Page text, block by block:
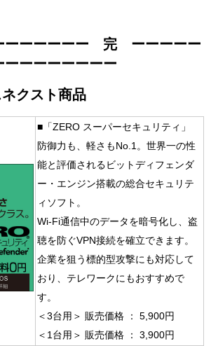
ーーーーーー 完 ーーーーー
ーーーーーーーー
クスト商品
■「ZERO スーパーセキュリティ」
防御力も、軽さもNo.1。世界一の性
能と評価されるビットディフェンダ
ー・エンジン搭載の総合セキュリテ
ィソフト。
Wi-Fi通信中のデータを暗号化し、盗
聴を防ぐVPN接続を確立できます。
企業を狙う標的型攻撃にも対応して
おり、テレワークにもおすすめで
す。
＜3台用＞ 販売価格 ： 5,900円
＜1台用＞ 販売価格 ： 3,900円